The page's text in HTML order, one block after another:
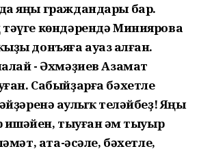
яңы граждандары бар.
көндәрендә Миниярова
донъяға ауаз һалған.
- Әхмәҙиев Азамат
Сабыйҙарға бәхетле
һаулыҡ теләйбеҙ! Яңы
тыуған һәм тыуыр
ата-әсәле, бәхетле,